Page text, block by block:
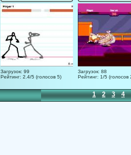
Загрузок: 99
Рейтинг: 2.4/5 (голосов 5)
Загрузок: 88
Рейтинг: 1/5 (голосов
1 2 3 4